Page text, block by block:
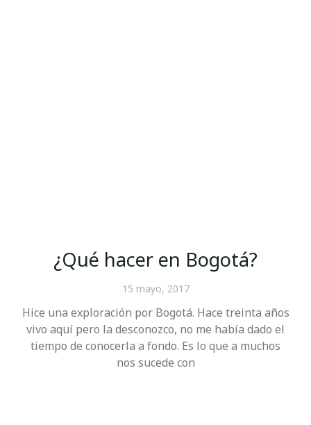
¿Qué hacer en Bogotá?
15 mayo, 2017
Hice una exploración por Bogotá. Hace treinta años
vivo aquí pero la desconozco, no me había dado el
tiempo de conocerla a fondo. Es lo que a muchos
nos sucede con